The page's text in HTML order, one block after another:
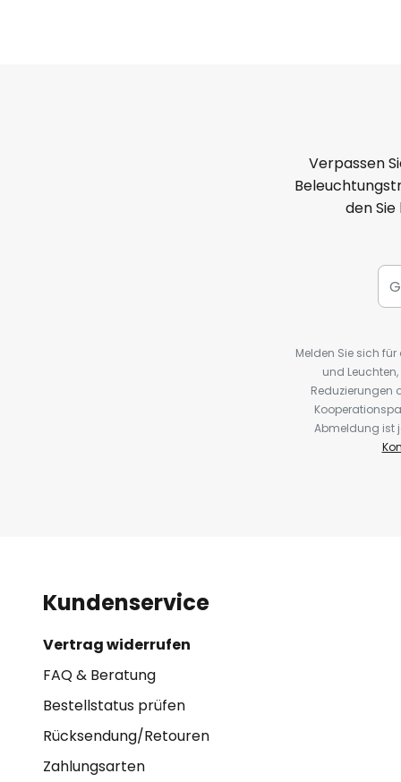
Verpassen
den
Melden Sie sich
und
Reduzierungen
Abmeldung ist
Kundenservice
Vertrag widerrufen
FAQ & Beratung
Bestellstatus prüfen
Rücksendung/Retouren
Zahlungsarten